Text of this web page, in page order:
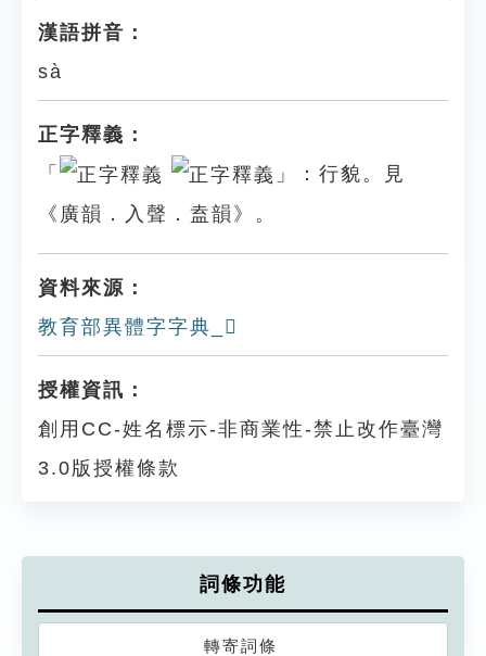
漢語拼音：
sà
正字釋義：
「
」：行貌。見
《廣韻．入聲．盍韻》。
資料來源：
教育部異體字字典_𨆂
授權資訊：
創用CC-姓名標示-非商業性-禁止改作臺灣
3.0版授權條款
詞條功能
轉寄詞條